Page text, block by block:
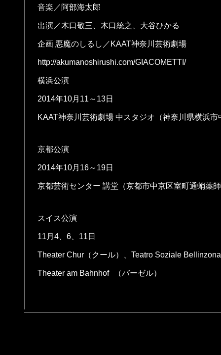
音楽／阿部海太郎
出演／木口敬三、木口統之、大谷ひかる
企画 悪魔のしるし／KAAT神奈川芸術劇場
http://akumanoshirushi.com/GIACOMETTI/
横浜公演
2014年10月11～13日
KAAT神奈川芸術劇場 中スタジオ（神奈川県横浜
京都公演
2014年10月16～19日
京都芸術センター 講堂（京都市中京区室町通蛸薬
スイス公演
11月4、6、11日
Theater Chur（クール）、Teatro Soziale
Theater am Bahnhof （バーゼル）